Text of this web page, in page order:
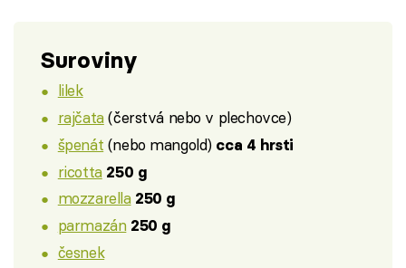
Suroviny
lilek
rajčata(čerstvá nebo v plechovce)
špenát (nebo mangold) cca 4 hrsti
ricotta 250 g
mozzarella 250 g
parmazán 250 g
česnek